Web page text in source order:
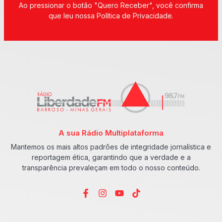
Ao pressionar o botão "Quero Receber", você confirma
que leu nossa Política de Privacidade.
A sua Rádio Multiplataforma
Mantemos os mais altos padrões de integridade jornalística e
reportagem ética, garantindo que a verdade e a
transparência prevaleçam em todo o nosso conteúdo.